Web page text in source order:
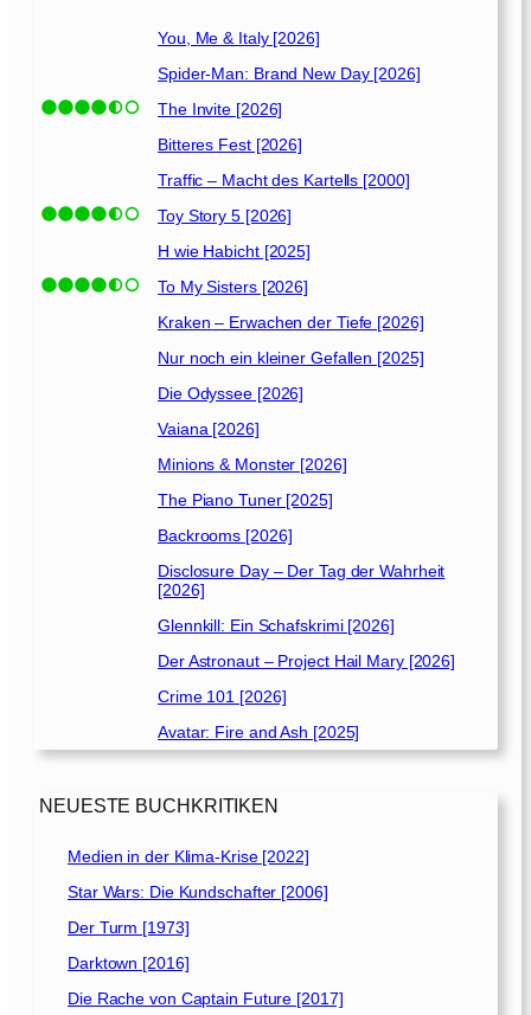
You, Me & Italy [2026]
Spider-Man: Brand New Day [2026]
The Invite [2026]
Bitteres Fest [2026]
Traffic – Macht des Kartells [2000]
Toy Story 5 [2026]
H wie Habicht [2025]
To My Sisters [2026]
Kraken – Erwachen der Tiefe [2026]
Nur noch ein kleiner Gefallen [2025]
Die Odyssee [2026]
Vaiana [2026]
Minions & Monster [2026]
The Piano Tuner [2025]
Backrooms [2026]
Disclosure Day – Der Tag der Wahrheit
[2026]
Glennkill: Ein Schafskrimi [2026]
Der Astronaut – Project Hail Mary [2026]
Crime 101 [2026]
Avatar: Fire and Ash [2025]
NEUESTE BUCHKRITIKEN
Medien in der Klima-Krise [2022]
Star Wars: Die Kundschafter [2006]
Der Turm [1973]
Darktown [2016]
Die Rache von Captain Future [2017]